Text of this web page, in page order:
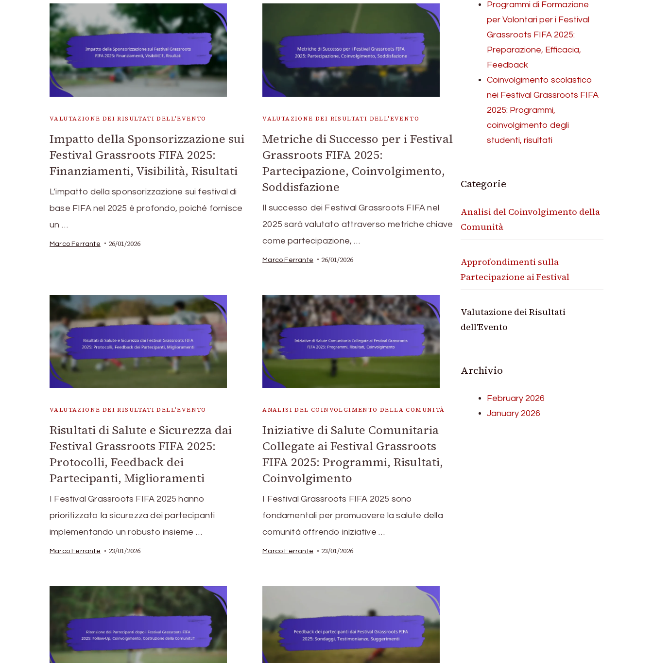
VALUTAZIONE DEI RISULTATI DELL'EVENTO
Impatto della Sponsorizzazione sui
Festival Grassroots FIFA 2025:
Finanziamenti, Visibilità, Risultati
L’impatto della sponsorizzazione sui festival di
base FIFA nel 2025 è profondo, poiché fornisce
un …
Marco Ferrante 26/01/2026
VALUTAZIONE DEI RISULTATI DELL'EVENTO
Metriche di Successo per i Festival
Grassroots FIFA 2025:
Partecipazione, Coinvolgimento,
Soddisfazione
Il successo dei Festival Grassroots FIFA nel
2025 sarà valutato attraverso metriche chiave
come partecipazione, …
Marco Ferrante 26/01/2026
VALUTAZIONE DEI RISULTATI DELL'EVENTO
Risultati di Salute e Sicurezza dai
Festival Grassroots FIFA 2025:
Protocolli, Feedback dei
Partecipanti, Miglioramenti
I Festival Grassroots FIFA 2025 hanno
prioritizzato la sicurezza dei partecipanti
implementando un robusto insieme …
Marco Ferrante 23/01/2026
ANALISI DEL COINVOLGIMENTO DELLA COMUNITÀ
Iniziative di Salute Comunitaria
Collegate ai Festival Grassroots
FIFA 2025: Programmi, Risultati,
Coinvolgimento
I Festival Grassroots FIFA 2025 sono
fondamentali per promuovere la salute della
comunità offrendo iniziative …
Marco Ferrante 23/01/2026
Programmi di Formazione
per Volontari per i Festival
Grassroots FIFA 2025:
Preparazione, Efficacia,
Feedback
Coinvolgimento scolastico
nei Festival Grassroots FIFA
2025: Programmi,
coinvolgimento degli
studenti, risultati
Categorie
Analisi del Coinvolgimento della
Comunità
Approfondimenti sulla
Partecipazione ai Festival
Valutazione dei Risultati
dell'Evento
Archivio
February 2026
January 2026